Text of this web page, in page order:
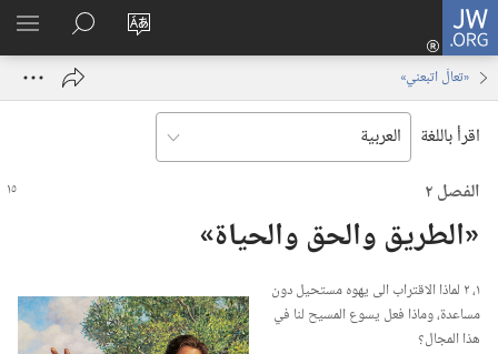
JW.ORG
تغيير
الموقع
تسجيل
الدخول
نافذة
البحث
في
JW.‎ORG
‏«تعالَ اتبعني»‏
اقرأ باللغة
الفصل ٢
‏«الطريق والحق والحياة»‏
١،‏ ٢ لماذا الاقتراب الى يهوه مستحيل دون
مساعدة،‏ وماذا فعل يسوع المسيح لنا في
هذا المجال؟‏